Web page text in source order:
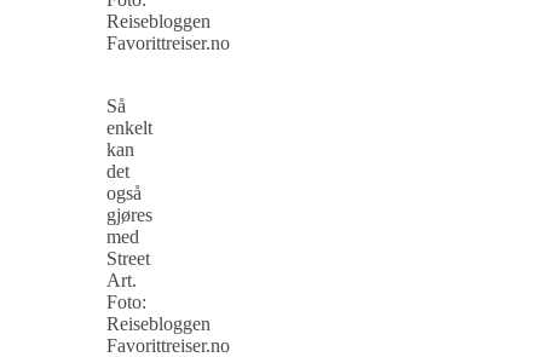
Reisebloggen
Favorittreiser.no
Så
enkelt
kan
det
også
gjøres
med
Street
Art.
Foto:
Reisebloggen
Favorittreiser.no